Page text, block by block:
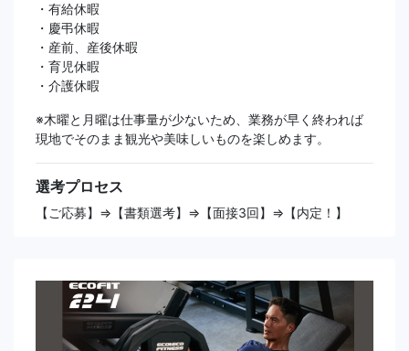
・有給休暇
・慶弔休暇
・産前、産後休暇
・育児休暇
・介護休暇
※木曜と月曜は仕事量が少ないため、業務が早く終われば
現地でそのまま観光や美味しいものを楽しめます。
選考プロセス
【ご応募】⇒【書類選考】⇒【面接3回】⇒【内定！】